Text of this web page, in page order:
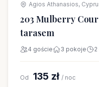
Agios Athanasios,
203 Mulberry
tarasem
4 goście 3 pokoje 2
Od 135 zł / noc